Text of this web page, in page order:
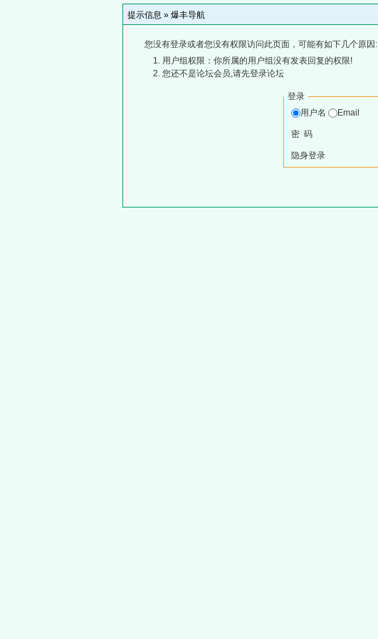
提示信息 » 爆丰导航
您没有登录或者您没有权限访问此页面，可能有如下几个原因:
用户组权限：你所属的用户组没有发表回复的权限!
您还不是论坛会员,请先登录论坛
登录
用户名
Email
密 码
隐身登录